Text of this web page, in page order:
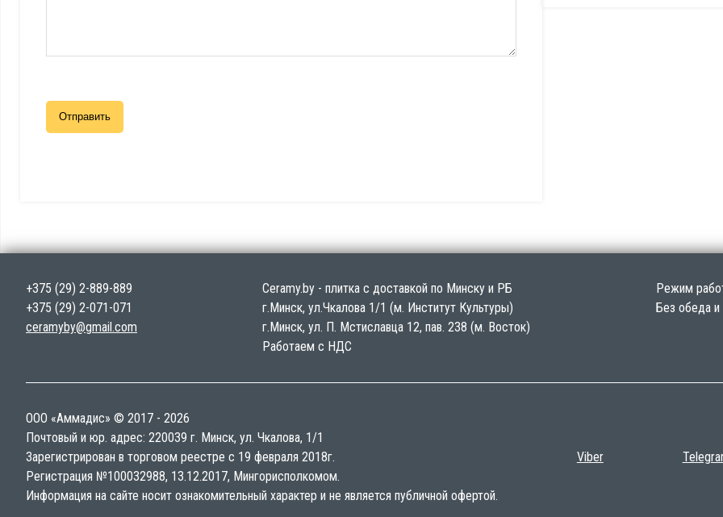
+375 (29) 2-889-889
+375 (29) 2-071-071
ceramyby@gmail.com
Ceramy.by - плитка с доставкой по Минску и РБ
г.Минск, ул.Чкалова 1/1 (м. Институт Культуры)
г.Минск, ул. П. Мстиславца 12, пав. 238 (м. Восток)
Работаем с НДС
Режим
Без обеда
ООО «Аммадис» © 2017 - 2026
Почтовый и юр. адрес: 220039 г. Минск, ул. Чкалова, 1/1
Зарегистрирован в торговом реестре с 19 февраля 2018г.
Регистрация №100032988, 13.12.2017, Мингорисполкомом.
Информация на сайте носит ознакомительный характер и не является публичной офертой.
Viber